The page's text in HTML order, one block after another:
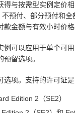
署
得与按需型实例定价
预付、部分预付和
金额与有效小时价格
例可以应用于单个可
留选项。
项。支持的许可证是
Edition 2（SE2）